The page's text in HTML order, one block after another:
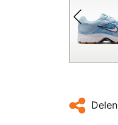
Delen